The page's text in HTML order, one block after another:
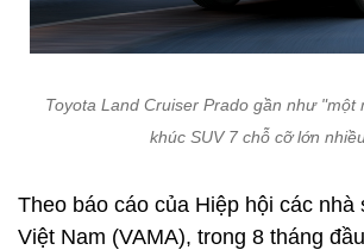
Toyota Land Cruiser Prado gần như
khúc SUV 7 chỗ cỡ lớn
Theo báo cáo của Hiệp hội các nhà
Việt Nam (VAMA), trong 8 tháng